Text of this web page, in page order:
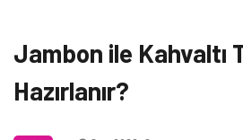
Jambon ile Kahvaltı
Hazırlanır?